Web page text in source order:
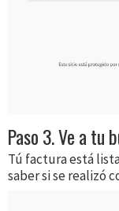
Paso 3. Ve a tu
Tú factura está
saber si se realizó